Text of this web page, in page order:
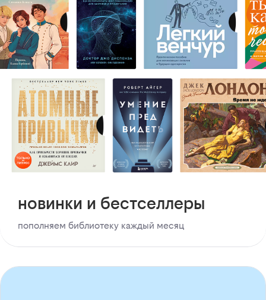
новинки и бестселлеры
пополняем библиотеку каждый месяц